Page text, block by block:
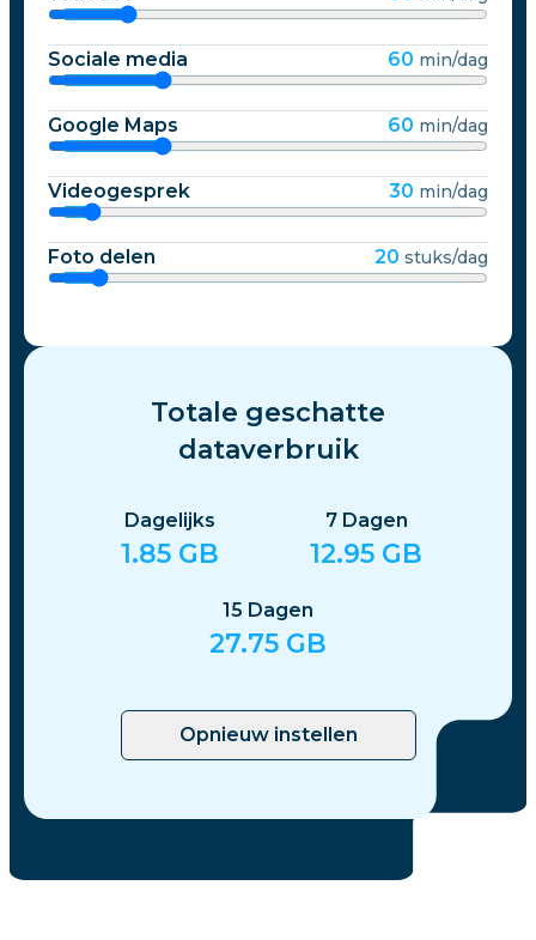
Sociale media 60 min/dag
Google Maps 60 min/dag
Videogesprek 30 min/dag
Foto delen 20 stuks/dag
Totale geschatte
dataverbruik
Dagelijks
1.85 GB
7 Dagen
12.95 GB
15 Dagen
27.75 GB
Opnieuw instellen